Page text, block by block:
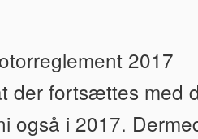
2017
der fortsættes med
også i 2017.